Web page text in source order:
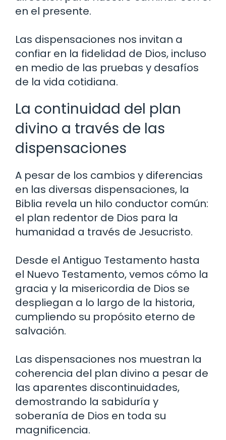
en el presente.
Las dispensaciones nos invitan a
confiar en la fidelidad de Dios, incluso
en medio de las pruebas y desafíos
de la vida cotidiana.
La continuidad del plan
divino a través de las
dispensaciones
A pesar de los cambios y diferencias
en las diversas dispensaciones, la
Biblia revela un hilo conductor común:
el plan redentor de Dios para la
humanidad a través de Jesucristo.
Desde el Antiguo Testamento hasta
el Nuevo Testamento, vemos cómo la
gracia y la misericordia de Dios se
despliegan a lo largo de la historia,
cumpliendo su propósito eterno de
salvación.
Las dispensaciones nos muestran la
coherencia del plan divino a pesar de
las aparentes discontinuidades,
demostrando la sabiduría y
soberanía de Dios en toda su
magnificencia.